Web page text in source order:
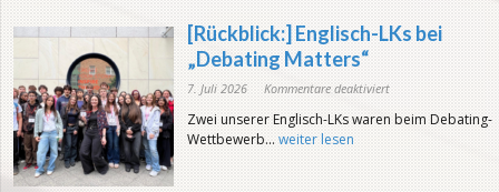
[Rückblick:] Englisch-LKs bei
„Debating Matters“
7. Juli 2026 Kommentare deaktiviertfür
Englisch-
LKs
Zwei unserer Englisch-LKs waren beim Debating-
Wettbewerb... weiter lesen